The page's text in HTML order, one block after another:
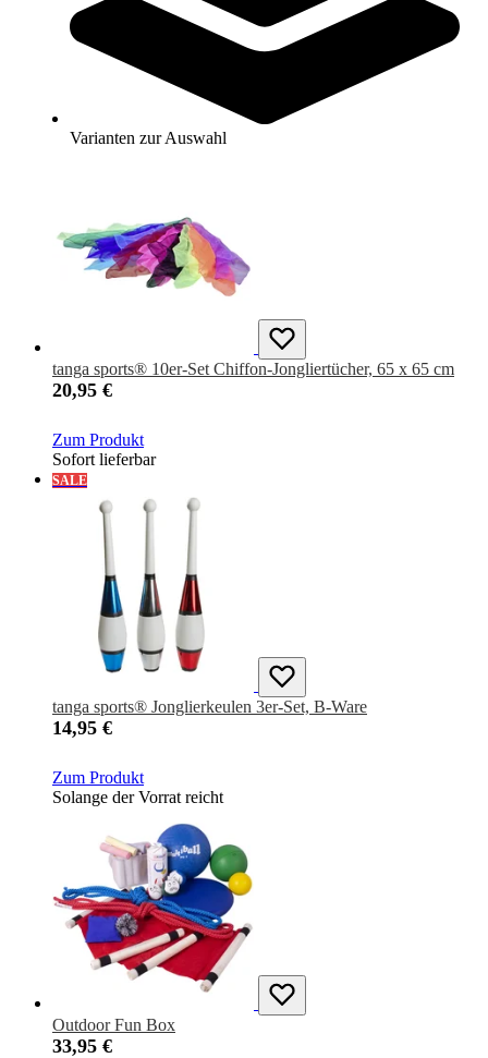
Varianten zur Auswahl
tanga sports® 6er-Set Chiffon-Tücher, 140 x 140 cm
Zum Produkt
Sofort lieferbar
tanga sports® 10er-Set Chiffon-Jongliertücher, 65 x 65 cm
20,95 €
Zum Produkt
Sofort lieferbar
SALE
tanga sports® Jonglierkeulen 3er-Set, B-Ware
14,95 €
Zum Produkt
Solange der Vorrat reicht
Outdoor Fun Box
33,95 €